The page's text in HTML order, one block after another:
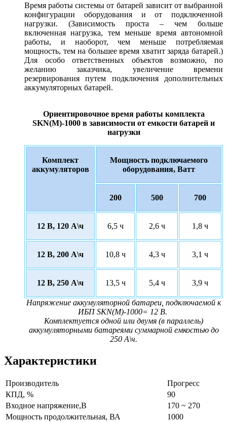
Время работы системы от батарей зависит от выбранной
конфигурации оборудования и от подключенной
нагрузки. (Зависимость проста – чем больше
включенная нагрузка, тем меньше время автономной
работы, и наоборот, чем меньше потребляемая
мощность, тем на большее время хватит заряда батарей.)
Для особо ответственных объектов возможно, по
желанию заказчика, увеличение времени
резервирования путем подключения дополнительных
аккумуляторных батарей.
Ориентировочное время работы комплекта
SKN(M)-1000 в зависимости от емкости батарей и
нагрузки
Комплект
аккумуляторов
Мощность подключаемого
оборудования, Ватт
200 500 700
12 В, 120 А\ч 6,5 ч 2,6 ч 1,8 ч
12 В, 200 А\ч 10,8 ч 4,3 ч 3,1 ч
12 В, 250 А\ч 13,5 ч 5,4 ч 3,9 ч
Напряжение аккумуляторной батареи, подключаемой к
ИБП SKN(M)-1000= 12 В.
Комплектуется одной или двумя (в параллель)
аккумуляторными батареями суммарной емкостью до
250 А\ч.
Характеристики
Производитель
Прогресс
КПД, %
90
Входное напряжение,В
170 ~ 270
Мощность продолжительная, ВА
1000